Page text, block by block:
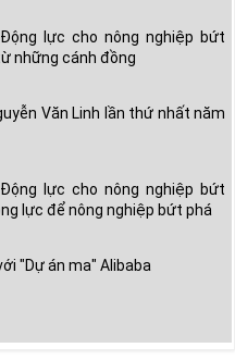
lực cho nông nghiệp bứt
những cánh đồng
Văn Linh lần thứ nhất năm
lực cho nông nghiệp bứt
lực để nông nghiệp bứt phá
"Dự án ma" Alibaba